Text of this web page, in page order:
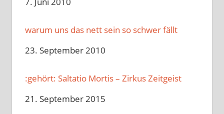
warum uns das nett sein so schwer fällt
Datum
23. September 2010
:gehört: Saltatio Mortis – Zirkus Zeitgeist
Datum
21. September 2015